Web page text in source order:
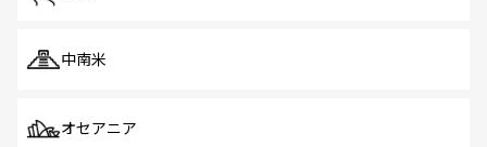
中南米
オセアニア